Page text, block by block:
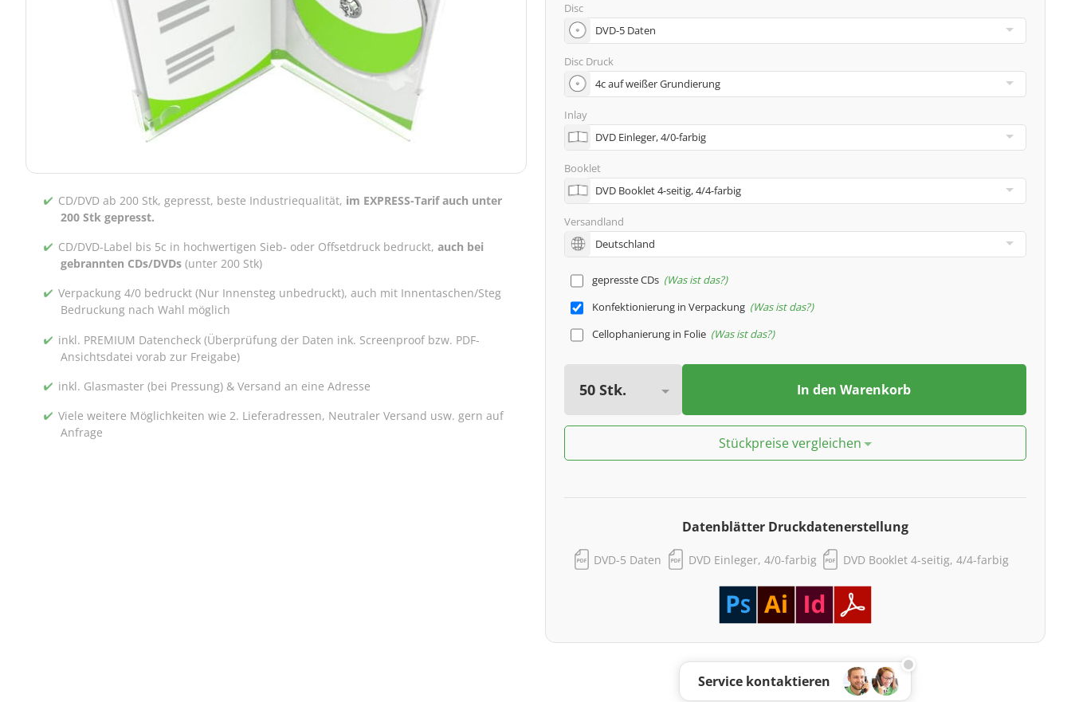
CD/DVD ab 200 Stk, gepresst, beste Industriequalität, im EXPRESS-Tarif auch unter
200 Stk gepresst.
CD/DVD-Label bis 5c in hochwertigen Sieb- oder Offsetdruck bedruckt,auch bei
gebrannten CDs/DVDs(unter 200 Stk)
Verpackung 4/0 bedruckt (Nur Innensteg unbedruckt), auch mit Innentaschen/Steg
Bedruckung nach Wahl möglich
inkl. PREMIUM Datencheck (Überprüfung der Daten ink. Screenproof bzw. PDF-
Ansichtsdatei vorab zur Freigabe)
inkl. Glasmaster (bei Pressung) & Versand an eine Adresse
Viele weitere Möglichkeiten wie 2. Lieferadressen, Neutraler Versand usw. gern auf
Anfrage
Disc
Disc Druck
Inlay
Booklet
Versandland
gepresste CDs Was ist das?
Konfektionierung in Verpackung Was ist das?
Cellophanierung in Folie Was ist das?
In den Warenkorb
Stückpreise vergleichen
Datenblätter Druckdatenerstellung
DVD-5 Daten DVD Einleger, 4/0-farbig DVD Booklet 4-seitig, 4/4-farbig
Service kontaktieren